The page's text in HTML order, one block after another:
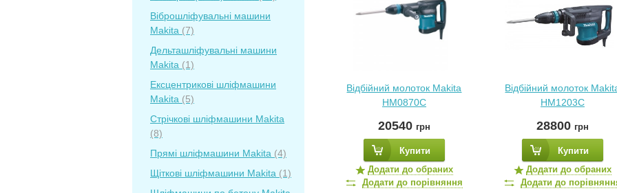
Віброшліфувальні машини
Makita (7)
Дельташліфувальні машини
Makita (1)
Ексцентрикові шліфмашини
Makita (5)
Стрічкові шліфмашини Makita
(8)
Прямі шліфмашини Makita (4)
Щіткові шліфмашини Makita (1)
Відбійний молоток Makita
HM0870C
20540 грн
Купити
Додати до обраних
Додати до порівняння
Відбійний молоток
HM1203С
28800 грн
Купити
Додати до обраних
Додати до